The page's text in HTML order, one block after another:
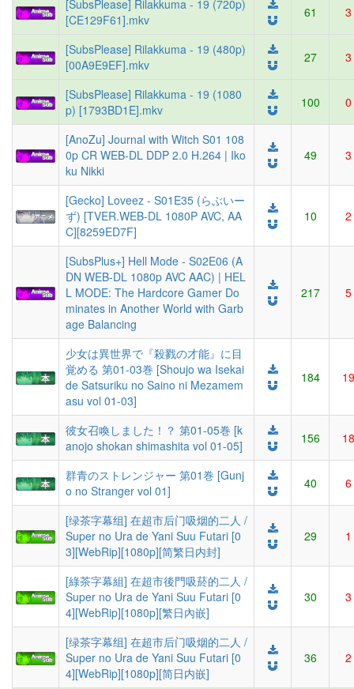
[SubsPlease] Rilakkuma - 19 (720p)
[CE129F61].mkv
61 3
[SubsPlease] Rilakkuma - 19 (480p)
[00A9E9EF].mkv
27 3
[SubsPlease] Rilakkuma - 19 (1080
p) [1793BD1E].mkv
100 0
[AnoZu] Journal with Witch S01 108
0p CR WEB-DL DDP 2.0 H.264 | Iko
ku Nikki
49 3
[Gecko] Loveez - S01E35 (らぶいー
ず) [TVER.WEB-DL 1080P AVC, AA
C][8259ED7F]
10 2
[SubsPlus+] Hell Mode - S02E06 (A
DN WEB-DL 1080p AVC AAC) | HEL
L MODE: The Hardcore Gamer Do
minates in Another World with Garb
age Balancing
217 5
少女は異世界で『殺戮の才能』に目
覚める 第01-03巻 [Shoujo wa Isekai
de Satsuriku no Saino ni Mezamem
asu vol 01-03]
184 19
彼女召喚しました！？ 第01-05巻 [k
anojo shokan shimashita vol 01-05]
156 18
群青のストレンジャー 第01巻 [Gunj
o no Stranger vol 01]
40 6
[绿茶字幕组] 在超市后门吸烟的二人 /
Super no Ura de Yani Suu Futari [0
3][WebRip][1080p][简繁日内封]
29 1
[綠茶字幕組] 在超市後門吸菸的二人 /
Super no Ura de Yani Suu Futari [0
4][WebRip][1080p][繁日內嵌]
30 3
[绿茶字幕组] 在超市后门吸烟的二人 /
Super no Ura de Yani Suu Futari [0
4][WebRip][1080p][简日内嵌]
36 2